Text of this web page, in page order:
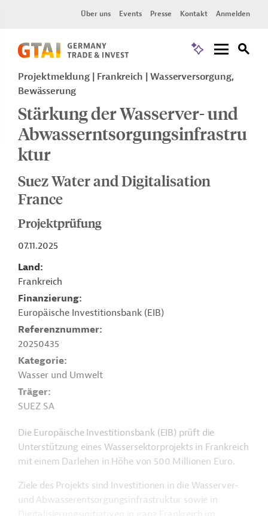
Über uns Events Presse Kontakt Anmelden
Projektmeldung Frankreich
Wasserversorgung,
Bewässerung
Stärkung der Wasserver- und
Abwasserntsorgungsinfrastru
ktur
Suez Water and Digitalisation
France
Projektprüfung
07.11.2025
Land
Frankreich
Finanzierung
Europäische Investitionsbank (EIB)
Referenznummer
20250435
Kategorie
Wasser und Umwelt
Träger
SUEZ SA
Die Europäische Investitionsbank (EIB) prüft die
Unterstützung eines Wassersektorprojekts in Frankreich
mit einem Darlehen in Höhe von 500 Millionen Euro.
Ziele des Projekts sind Investitionen in die Wasserver-
und Abwasserentsorgungsinfrastruktur sowie in